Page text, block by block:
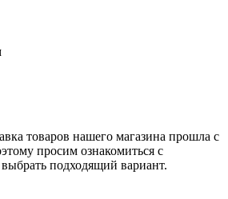
товаров нашего магазина прошла с
просим ознакомиться с
подходящий вариант.